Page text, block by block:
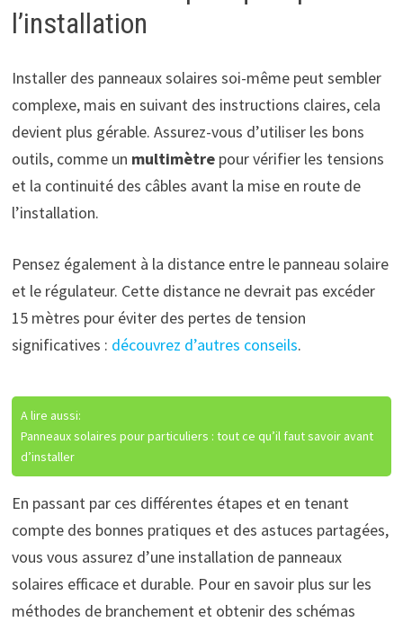
l’installation
Installer des panneaux solaires soi-même peut sembler
complexe, mais en suivant des instructions claires, cela
devient plus gérable. Assurez-vous d’utiliser les bons
outils, comme un multimètrepour vérifier les tensions
et la continuité des câbles avant la mise en route de
l’installation.
Pensez également à la distance entre le panneau solaire
et le régulateur. Cette distance ne devrait pas excéder
15 mètres pour éviter des pertes de tension
significatives : découvrez d’autres conseils.
A lire aussi:
Panneaux solaires pour particuliers : tout ce qu’il faut savoir avant
d’installer
En passant par ces différentes étapes et en tenant
compte des bonnes pratiques et des astuces partagées,
vous vous assurez d’une installation de panneaux
solaires efficace et durable. Pour en savoir plus sur les
méthodes de branchement et obtenir des schémas